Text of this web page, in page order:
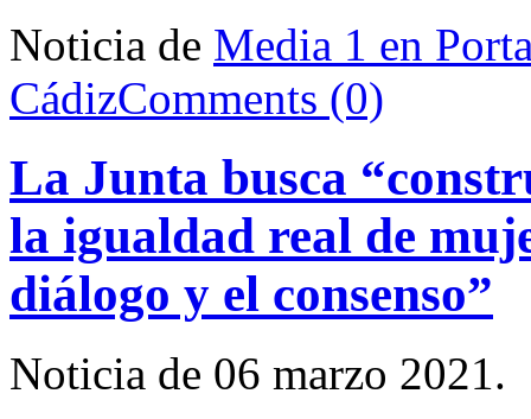
Noticia de Media 1 en
CádizComments (0)
La Junta busca
la igualdad real de
diálogo y el consenso”
Noticia de 06 marzo 2021.